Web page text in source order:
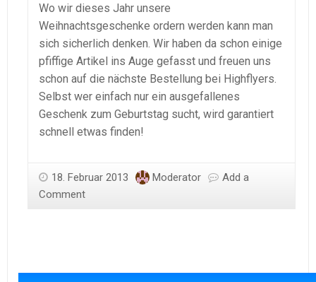
Wo wir dieses Jahr unsere
Weihnachtsgeschenke ordern werden kann man
sich sicherlich denken. Wir haben da schon einige
pfiffige Artikel ins Auge gefasst und freuen uns
schon auf die nächste Bestellung bei Highflyers.
Selbst wer einfach nur ein ausgefallenes
Geschenk zum Geburtstag sucht, wird garantiert
schnell etwas finden!
18. Februar 2013 Moderator
Add a
Comment